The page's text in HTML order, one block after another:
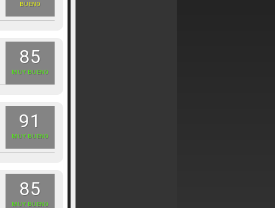
BUENO
85
MUY BUENO
91
MUY BUENO
85
MUY BUENO